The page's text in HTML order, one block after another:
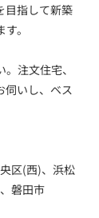
目指して新築
。
注文住宅、
伺いし、ベス
区(西)、浜松
磐田市